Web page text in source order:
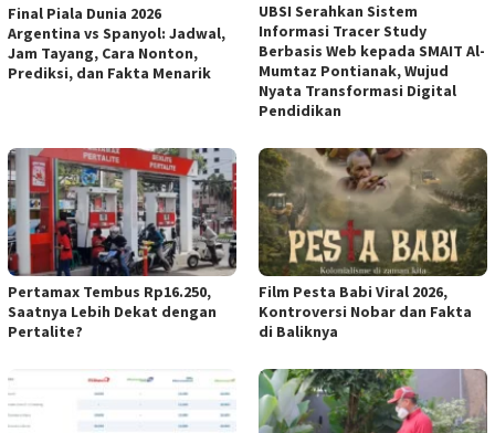
Final Piala Dunia 2026
Argentina vs Spanyol: Jadwal,
Jam Tayang, Cara Nonton,
Prediksi, dan Fakta Menarik
UBSI Serahkan Sistem
Informasi Tracer Study
Berbasis Web kepada SMAIT Al-
Mumtaz Pontianak, Wujud
Nyata Transformasi Digital
Pendidikan
Pertamax Tembus Rp16.250,
Saatnya Lebih Dekat dengan
Pertalite?
Film Pesta Babi Viral 2026,
Kontroversi Nobar dan Fakta
di Baliknya